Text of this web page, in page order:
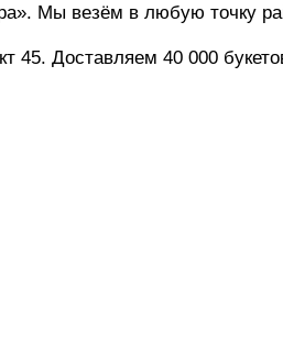
Мы везём в любую точку
45. Доставляем 40 000